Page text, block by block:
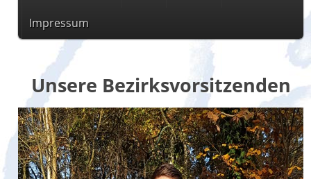
Impressum
Unsere Bezirksvorsitzenden